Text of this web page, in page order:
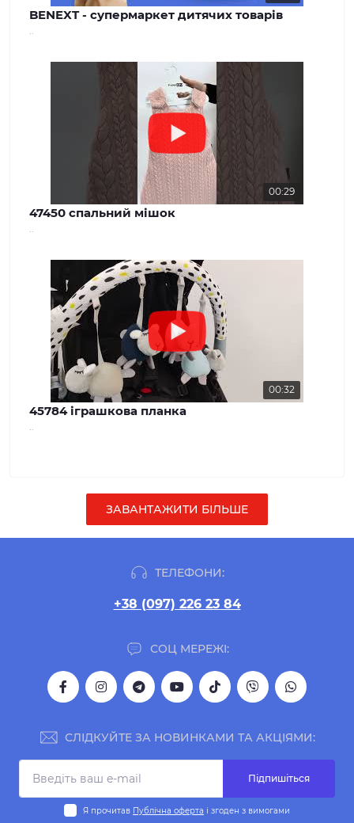
BENEXT - супермаркет дитячих товарів
00:29
47450 спальний мішок
00:32
45784 іграшкова планка
ЗАВАНТАЖИТИ БІЛЬШЕ
ТЕЛЕФОНИ:
+38 (097) 226 23 84
СОЦ МЕРЕЖІ:
СЛІДКУЙТЕ ЗА НОВИНКАМИ ТА АКЦІЯМИ:
Підпишіться
Я прочитав Публічна оферта і згоден з вимогами